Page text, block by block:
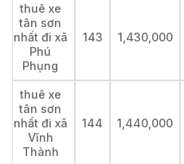
thuê xe
tân sơn
nhất đi xã
Phú
Phụng
143 1,430,000
thuê xe
tân sơn
nhất đi xã
Vĩnh
Thành
144 1,440,000